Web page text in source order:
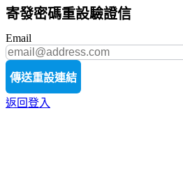
寄發密碼重設驗證信
Email
傳送重設連結
返回登入